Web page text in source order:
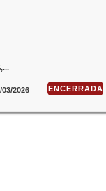
03/2026 ENCERRADA